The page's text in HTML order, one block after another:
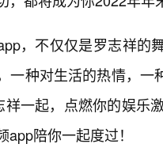
，不仅仅是罗志祥的
一种对生活的热情，
祥一起，点燃你的娱乐
陪你一起度过！